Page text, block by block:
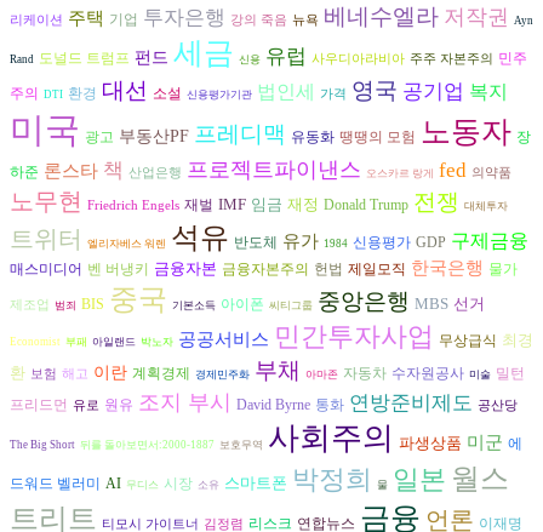
리케이션 주택 기업 투자은행 강의 죽음 뉴욕 베네수엘라 저작권 Ayn
Rand 도널드 트럼프 펀드 세금 신용 유럽 사우디아라비아 주주 자본주의 민주
주의 DTI 환경 대선 소설 신용평가기관 법인세 가격 영국 공기업 복지
미국 광고 부동산PF 프레디맥 유동화 땡땡의 모험 노동자 장
하준 론스타 책 산업은행 프로젝트파이낸스 오스카르 랑게 fed 의약품
노무현 Friedrich Engels 재벌 IMF 임금 재정 Donald Trump 전쟁 대체투자
트위터 엘리자베스 워렌 석유 반도체 유가 1984 신용평가 GDP 구제금융
매스미디어 벤 버냉키 금융자본 금융자본주의 헌법 제일모직 한국은행 물가
제조업 범죄 BIS 중국 기본소득 아이폰 씨티그룹 중앙은행 MBS 선거
Economist 부패 아일랜드 박노자 공공서비스 민간투자사업 무상급식 최경
환 보험 해고 이란 계획경제 경제민주화 부채 아마존 자동차 수자원공사 미술 밀턴
프리드먼 유로 원유 조지 부시 David Byrne 통화 연방준비제도 공산당
The Big Short 뒤를 돌아보면서:2000-1887 보호무역 사회주의 파생상품 미군 에
드워드 벨러미 AI 무디스 시장 소유 스마트폰 박정희 물 일본 월스
트리트
티모시 가이트너 김정렴 리스크 연합뉴스 금융 언론 이재명